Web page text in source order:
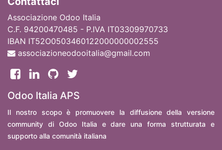
Associazione Odoo Italia
C.F. 94200470485 - P.IVA IT03309970733
IBAN IT52O0503460122000000002555
associazioneodooitalia@gmail.com
Odoo Italia APS
Il nostro scopo è promuovere la diffusione della versione
community di Odoo Italia e dare una forma strutturata e
supporto alla comunità italiana